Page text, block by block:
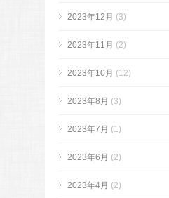
2023年12月 (3)
2023年11月 (2)
2023年10月 (12)
2023年8月 (3)
2023年7月 (1)
2023年6月 (2)
2023年4月 (2)